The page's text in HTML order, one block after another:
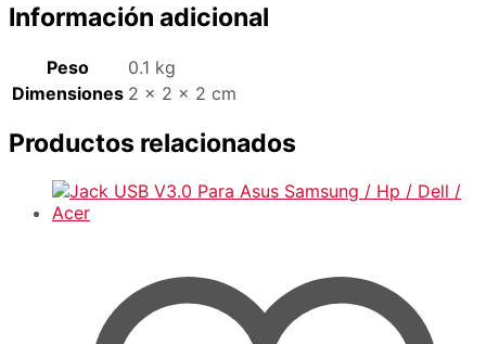
Información adicional
Peso
0.1 kg
Dimensiones 2 × 2 × 2 cm
Productos relacionados